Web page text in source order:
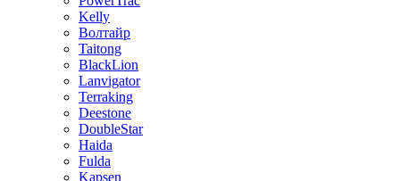
Kelly
Волтайр
Taitong
BlackLion
Lanvigator
Terraking
Deestone
DoubleStar
Haida
Fulda
Kapsen